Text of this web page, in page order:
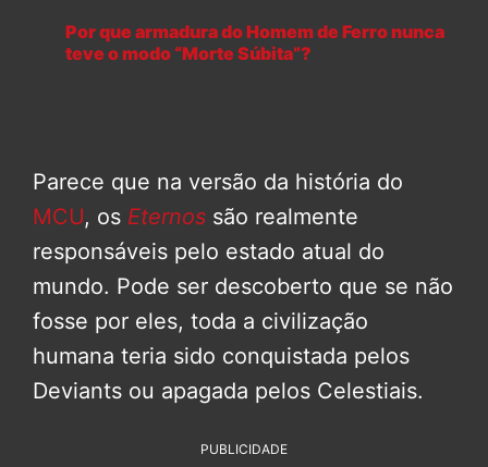
Por que armadura do Homem de Ferro nunca
teve o modo “Morte Súbita”?
Parece que na versão da história do
MCU, os Eternos são realmente
responsáveis ​​pelo estado atual do
mundo. Pode ser descoberto que se não
fosse por eles, toda a civilização
humana teria sido conquistada pelos
Deviants ou apagada pelos Celestiais.
PUBLICIDADE